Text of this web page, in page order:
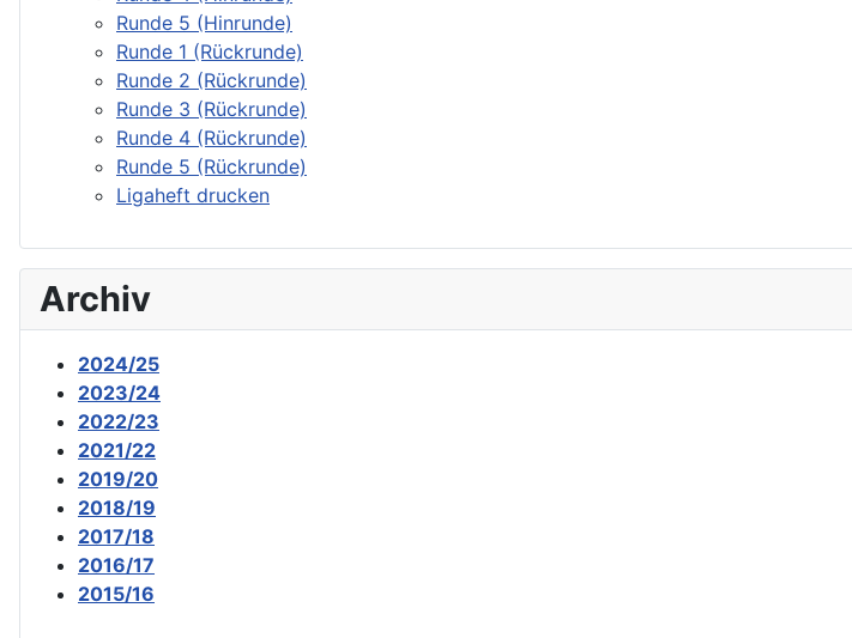
Runde 5 (Hinrunde)
Runde 1 (Rückrunde)
Runde 2 (Rückrunde)
Runde 3 (Rückrunde)
Runde 4 (Rückrunde)
Runde 5 (Rückrunde)
Ligaheft drucken
Archiv
2024/25
2023/24
2022/23
2021/22
2019/20
2018/19
2017/18
2016/17
2015/16